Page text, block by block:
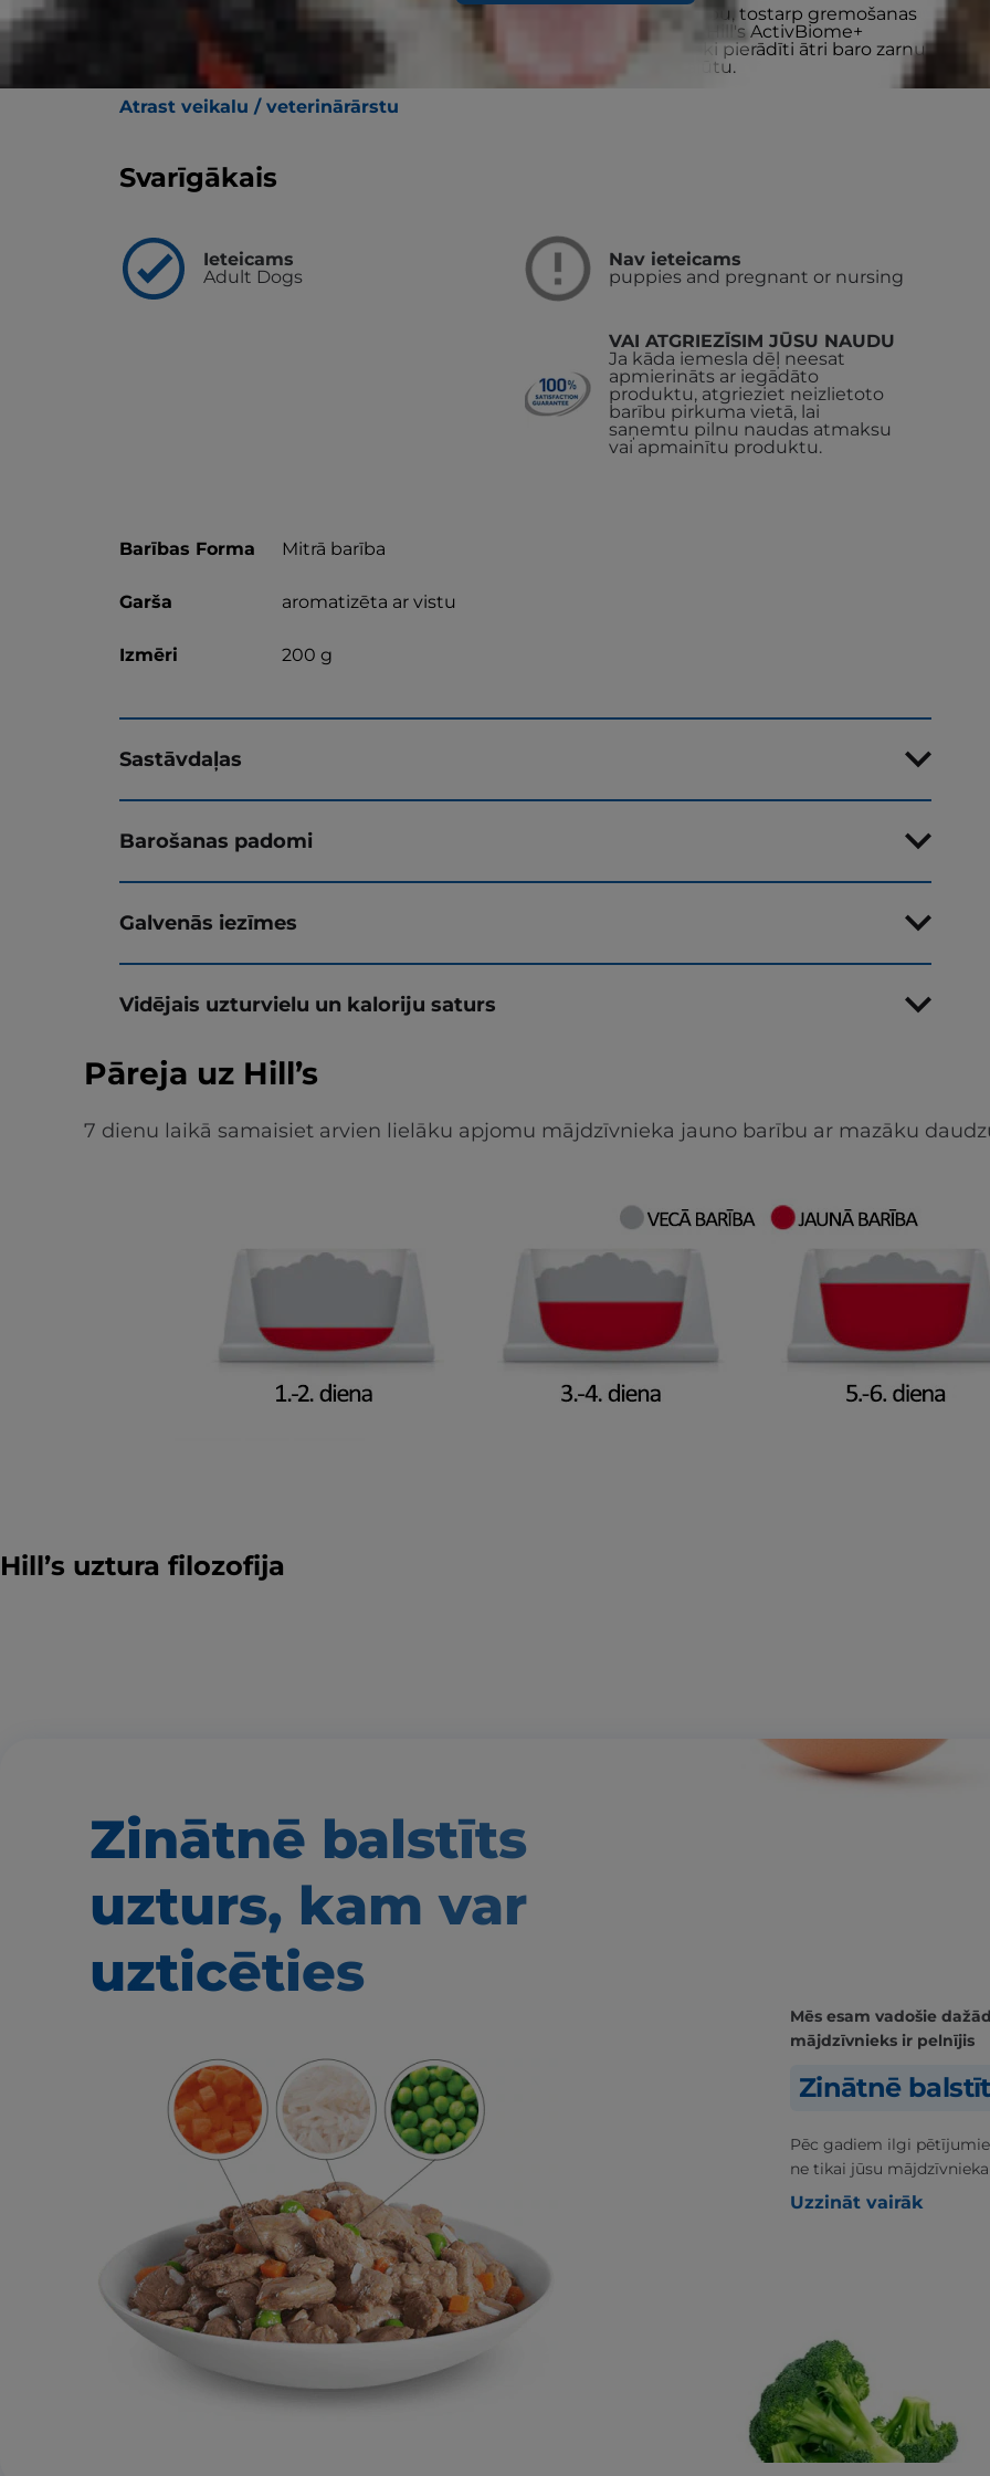
Uzturs, kas pierādīti nomierina un pārvalda ar stresu saistītu uzvedību, tostarp gremošanas
traucējumus suņiem, kuru svars nepārsniedz 14 kg. Pastiprināta ar Hill's ActivBiome+
sastāvdaļu tehnoloģiju, patentētu prebiotiķu maisījumu, kas klīniski pierādīti ātri baro zarnu
mikrobiomu, lai veicinātu gremošanas sistēmas veselību un labsajūtu.
Atrast veikalu / veterinārārstu
Svarīgākais
Ieteicams
Adult Dogs
Nav ieteicams
puppies and pregnant or nursing
VAI ATGRIEZĪSIM JŪSU NAUDU
Ja kāda iemesla dēļ neesat
apmierināts ar iegādāto
produktu, atgrieziet neizlietoto
barību pirkuma vietā, lai
saņemtu pilnu naudas atmaksu
vai apmainītu produktu.
Barības Forma Mitrā barība
Garša aromatizēta ar vistu
Izmēri 200 g
Sastāvdaļas
Barošanas padomi
Galvenās iezīmes
Vidējais uzturvielu un kaloriju saturs
Pāreja uz Hill’s
7 dienu laikā samaisiet arvien lielāku apjomu mājdzīvnieka jauno barību ar mazāku
Hill’s uztura filozofija
Zinātnē balstīts
uzturs, kam var
uzticēties
Mēs esam vadošie
mājdzīvnieks ir pelnījis
Zinātnē
Pēc gadiem ilgi
ne tikai jūsu
Uzzināt vairāk